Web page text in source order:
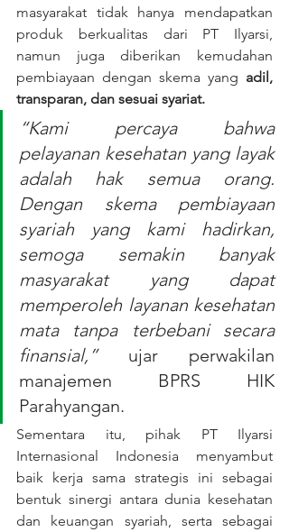
masyarakat tidak hanya mendapatkan
produk berkualitas dari PT Ilyarsi,
namun juga diberikan kemudahan
pembiayaan dengan skema yang adil,
transparan, dan sesuai syariat.
“Kami percaya bahwa
pelayanan kesehatan yang layak
adalah hak semua orang.
Dengan skema pembiayaan
syariah yang kami hadirkan,
semoga semakin banyak
masyarakat yang dapat
memperoleh layanan kesehatan
mata tanpa terbebani secara
finansial,” ujar perwakilan
manajemen BPRS HIK
Parahyangan.
Sementara itu, pihak PT Ilyarsi
Internasional Indonesia menyambut
baik kerja sama strategis ini sebagai
bentuk sinergi antara dunia kesehatan
dan keuangan syariah, serta sebagai